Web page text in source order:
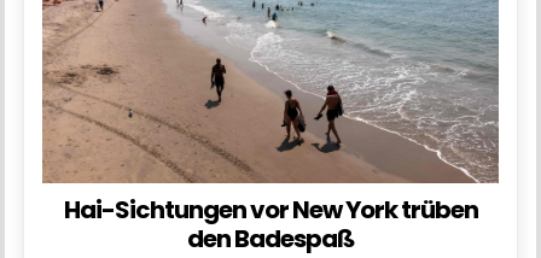
Hai-Sichtungen vor New York trüben
den Badespaß